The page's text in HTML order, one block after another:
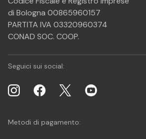
di Bologna 00865960157
PARTITA IVA 03320960374
CONAD SOC. COOP.
Seguici sui social:
Metodi di pagamento: